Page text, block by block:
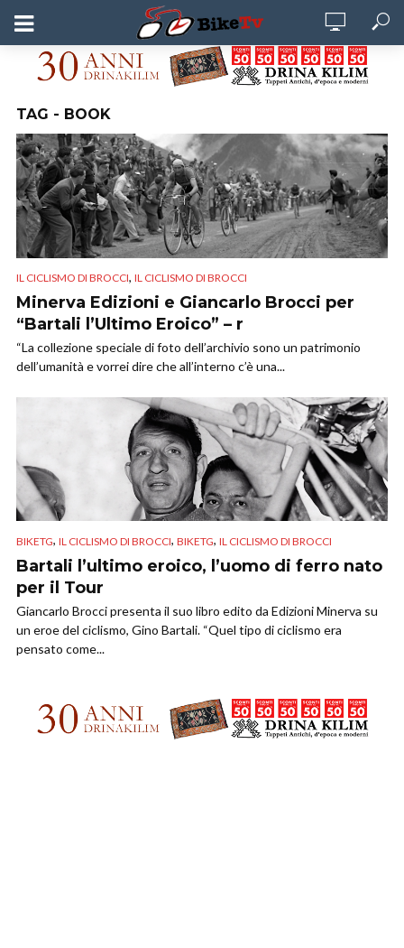
TAG - BOOK
IL CICLISMO DI BROCCI, IL CICLISMO DI BROCCI
Minerva Edizioni e Giancarlo Brocci per
“Bartali l’Ultimo Eroico” – r
“La collezione speciale di foto dell’archivio sono un patrimonio
dell’umanità e vorrei dire che all’interno c’è una...
BIKETG, IL CICLISMO DI BROCCI, BIKETG, IL CICLISMO DI BROCCI
Bartali l’ultimo eroico, l’uomo di ferro nato
per il Tour
Giancarlo Brocci presenta il suo libro edito da Edizioni Minerva su
un eroe del ciclismo, Gino Bartali. “Quel tipo di ciclismo era
pensato come...